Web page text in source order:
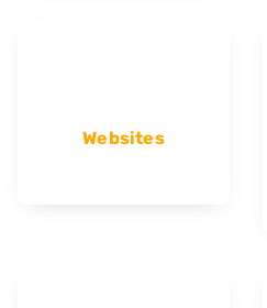
Websites